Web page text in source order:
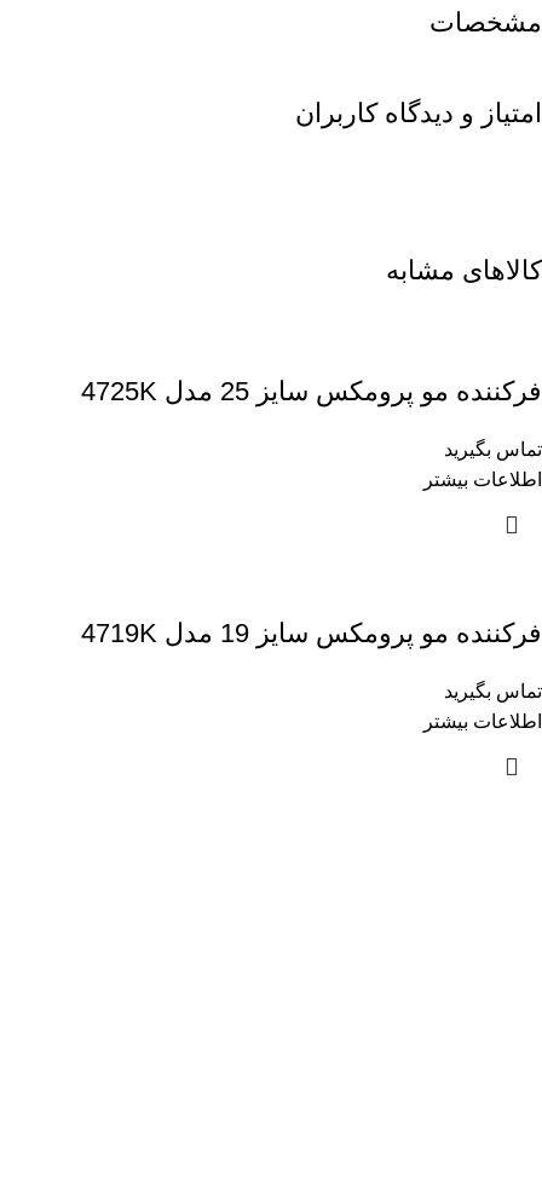
مشخصات
امتیاز و دیدگاه کاربران
کالاهای مشابه
فرکننده مو پرومکس سایز 25 مدل 4725K
تماس بگیرید
اطلاعات بیشتر
فرکننده مو پرومکس سایز 19 مدل 4719K
تماس بگیرید
اطلاعات بیشتر